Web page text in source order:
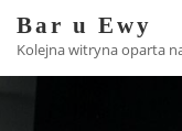
content
Bar u Ewy
Kolejna witryna oparta